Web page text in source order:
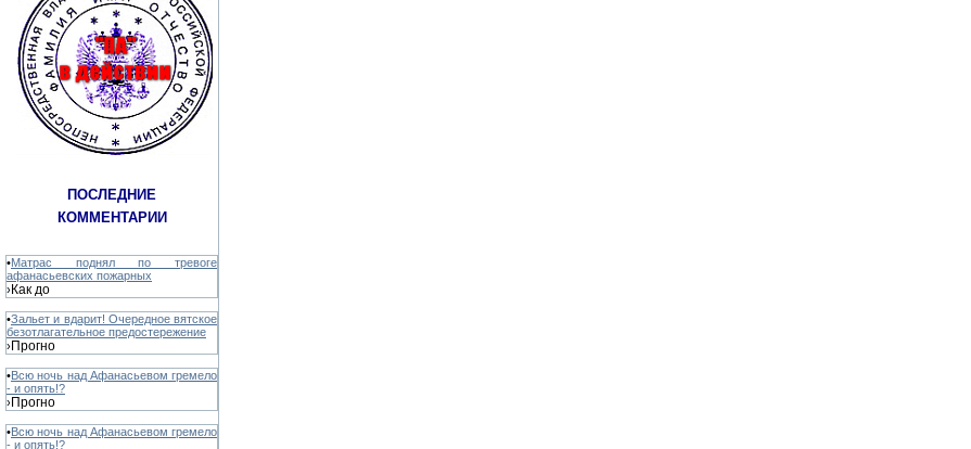
ПОСЛЕДНИЕ
КОММЕНТАРИИ
•Матрас поднял по тревоге
афанасьевских пожарных
›Как до
•Зальет и вдарит! Очередное вятское
безотлагательное предостережение
›Прогно
•Всю ночь над Афанасьевом гремело
- и опять!?
›Прогно
•Всю ночь над Афанасьевом гремело
- и опять!?